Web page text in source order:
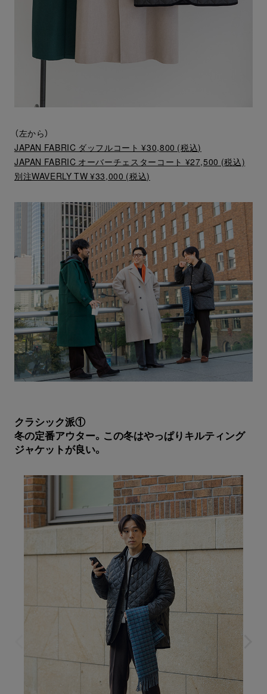
（左から）
JAPAN FABRIC ダッフルコート ¥30,800 (税込)
JAPAN FABRIC オーバーチェスターコート ¥27,500 (税込)
別注WAVERLY TW ¥33,000 (税込)
クラシック派①
冬の定番アウター。この冬はやっぱりキルティング
ジャケットが良い。